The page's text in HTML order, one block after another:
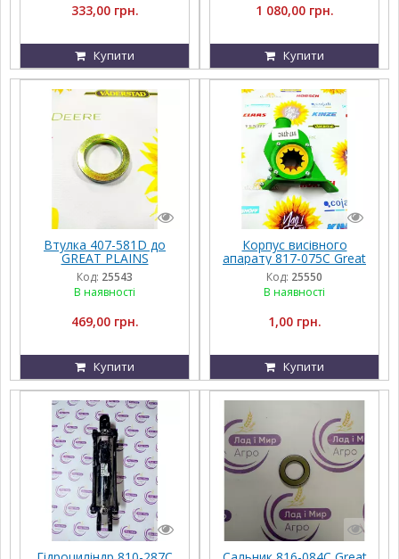
333,00 грн.
Купити
1 080,00 грн.
Купити
Втулка 407-581D до
GREAT PLAINS
Код: 25543
В наявності
469,00 грн.
Купити
Корпус висівного
апарату 817-075С Great
Plains
Код: 25550
В наявності
1,00 грн.
Купити